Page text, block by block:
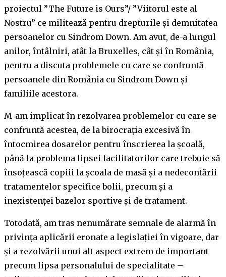
proiectul ”The Future is Ours”/ ”Viitorul este al
Nostru” ce militează pentru drepturile și demnitatea
persoanelor cu Sindrom Down. Am avut, de-a lungul
anilor, întâlniri, atât la Bruxelles, cât și în România,
pentru a discuta problemele cu care se confruntă
persoanele din România cu Sindrom Down și
familiile acestora.
M-am implicat în rezolvarea problemelor cu care se
confruntă acestea, de la birocrația excesivă în
întocmirea dosarelor pentru înscrierea la școală,
până la problema lipsei facilitatorilor care trebuie să
însoțească copiii la școala de masă și a nedecontării
tratamentelor specifice bolii, precum și a
inexistenței bazelor sportive și de tratament.
Totodată, am tras nenumărate semnale de alarmă în
privința aplicării eronate a legislației în vigoare, dar
și a rezolvării unui alt aspect extrem de important
precum lipsa personalului de specialitate –